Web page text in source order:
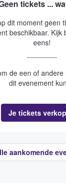
tickets ...
dit moment geen
beschikbaar. Kijk
eens!
de een of
dit evenement
Je tickets
aankomende